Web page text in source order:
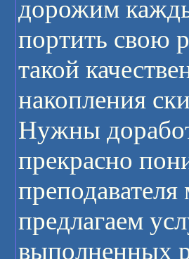
дорожим
портить свою
такой
накопления
Нужны
прекрасно
предлагаем
выполненных